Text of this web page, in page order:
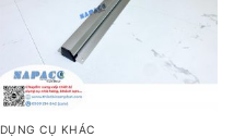
DỤNG CỤ KHÁC